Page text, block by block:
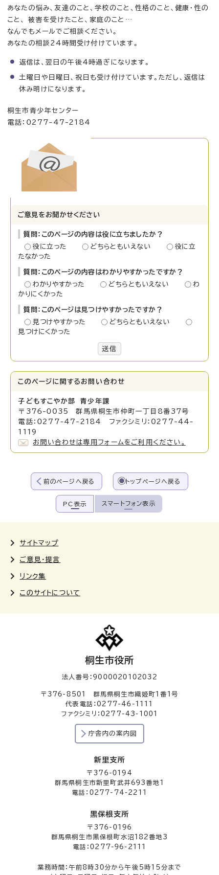
あなたの悩み、友達のこと、学校のこと、性格のこと、健康・性の
こと、 被害を受けたこと、家庭のこと…
なんでもメールでご相談ください。
あなたの相談24時間受け付けています。
返信は、翌日の午後4時過ぎになります。
土曜日や日曜日、祝日も受け付けています。ただし、返信は
休み明けになります。
桐生市青少年センター
電話：0277-47-2184
ご意見をお聞かせください
質問：このページの内容は役に立ちましたか？
役に立った
どちらともいえない
役に立
たなかった
質問：このページの内容はわかりやすかったですか？
わかりやすかった
どちらともいえない
わ
かりにくかった
質問：このページは見つけやすかったですか？
見つけやすかった
どちらともいえない
見つけにくかった
送信
このページに関する お問い合わせ
子どもすこやか部 青少年課
〒376-0035 群馬県桐生市仲町一丁目8番37号
電話：0277-47-2184 ファクシミリ：0277-44-
1119
お問い合わせは専用フォームをご利用ください。
前のページへ戻る トップページへ戻る
PC表示 スマートフォン表示
サイトマップ
ご意見・提言
リンク集
このサイトについて
桐生市役所
法人番号：9000020102032
〒376-8501 群馬県桐生市織姫町1番1号
代表電話：0277-46-1111
ファクシミリ：0277-43-1001
庁舎内の案内図
新里支所
〒376-0194
群馬県桐生市新里町武井693番地1
電話：0277-74-2211
黒保根支所
〒376-0196
群馬県桐生市黒保根町水沼182番地3
電話：0277-96-2111
業務時間：午前8時30分から午後5時15分まで